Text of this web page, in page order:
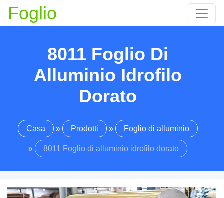
Foglio
8011 Foglio Di
Alluminio Idrofilo
Dorato
Casa » Prodotti » Foglio di alluminio
» 8011 Foglio di alluminio idrofilo dorato